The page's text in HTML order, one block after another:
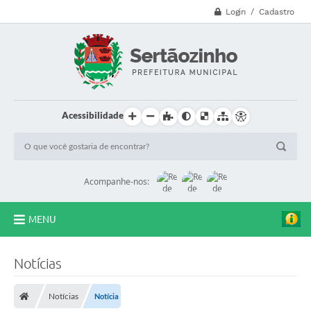
Login / Cadastro
Acessibilidade
Acompanhe-nos:
MENU
Secretarias
Notícias
Notícias Notícia